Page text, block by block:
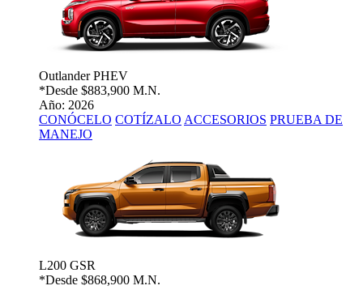
Outlander PHEV
*Desde $883,900 M.N.
Año: 2026
CONÓCELO COTÍZALO ACCESORIOS PRUEBA DE
MANEJO
L200 GSR
*Desde $868,900 M.N.